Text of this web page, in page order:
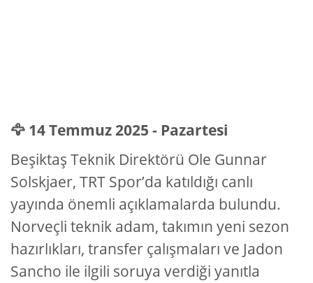
🦅 14 Temmuz 2025 - Pazartesi
Beşiktaş Teknik Direktörü Ole Gunnar
Solskjaer, TRT Spor’da katıldığı canlı
yayında önemli açıklamalarda bulundu.
Norveçli teknik adam, takımın yeni sezon
hazırlıkları, transfer çalışmaları ve Jadon
Sancho ile ilgili soruya verdiği yanıtla